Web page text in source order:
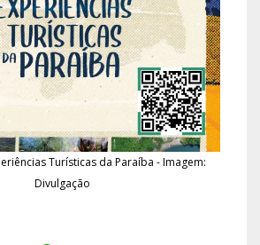
Turísticas da Paraíba - Imagem:
Divulgação